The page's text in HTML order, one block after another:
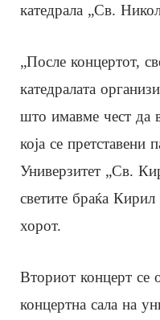
катедрала „Св.
„После концертот,
катедралата
што имавме чест да
која се претставени
Универзитет „Св.
светите браќа
хорот.
Вториот концерт се
концертна сала на